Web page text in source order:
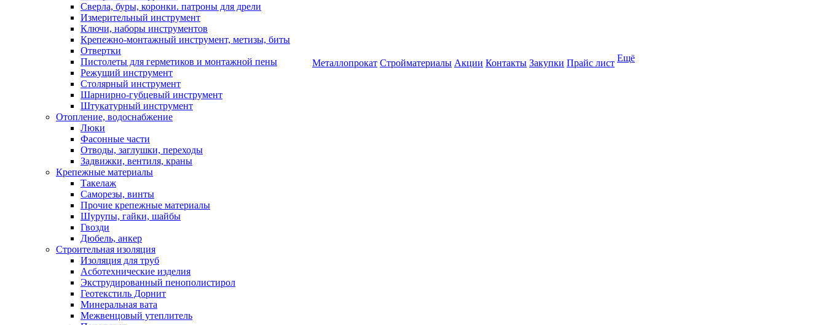
Сверла, буры, коронки. патроны для дрели
Измерительный инструмент
Ключи, наборы инструментов
Крепежно-монтажный инструмент, метизы, биты
Отвертки
Пистолеты для герметиков и монтажной пены
Режущий инструмент
Столярный инструмент
Шарнирно-губцевый инструмент
Штукатурный инструмент
Отопление, водоснабжение
Люки
Фасонные части
Отводы, заглушки, переходы
Задвижки, вентиля, краны
Крепежные материалы
Такелаж
Саморезы, винты
Прочие крепежные материалы
Шурупы, гайки, шайбы
Гвозди
Дюбель, анкер
Строительная изоляция
Изоляция для труб
Асботехнические изделия
Экструдированный пенополистирол
Геотекстиль Дорнит
Минеральная вата
Межвенцовый утеплитель
Металлопрокат Стройматериалы Акции Контакты Закупки Прайс лист Ещё